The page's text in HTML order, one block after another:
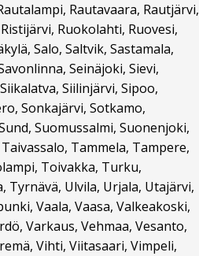
Rautavaara, Rautjärvi,
Ruokolahti, Ruovesi,
Salo, Saltvik, Sastamala,
Seinäjoki, Sievi,
Siilinjärvi, Sipoo,
Sonkajärvi, Sotkamo,
Suomussalmi, Suonenjoki,
Tammela, Tampere,
Toivakka, Turku,
Tyrnävä, Ulvila, Urjala, Utajärvi,
Vaala, Vaasa, Valkeakoski,
Varkaus, Vehmaa, Vesanto,
Vihti, Viitasaari, Vimpeli,